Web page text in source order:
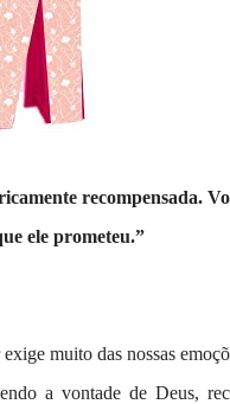
recompensada.
ele prometeu.”
muito das nossas
a vontade de Deus,